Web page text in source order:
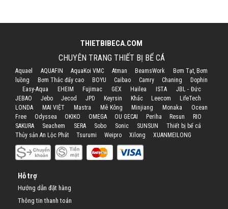
THIETBIBECA.COM
CHUYÊN TRANG THIẾT BỊ BỂ CÁ
Aquael AQUAFIN AquaKoi VMC Atman BeamsWork
Bơm Tạt, Bơm
luồng
Bơm Thác đẩy cao BOYU Caibao Camry Chaning
Dophin
Easy-Aqua
EHEIM Fujimac GEX Hailea ISTA
JBL - Đức
JEBAO
Jebo Jecod JPD Keyrsin Khác Leecom
LifeTech
LONDA
MAI VIỆT Mastra Mê Kông Minjiang Monaka
Ocean
Free
Odyssea OKIKO OMEGA OU GECAI Periha Resun
RIO
SAKURA
Seachem SERA Sobo Sonic SUNSUN
Thiết bị bể cá
Thủy sản An Lộc Phát
Tsurumi Weipro Xilong XUANMEILONG
Hỗ trợ
Hướng dẫn đặt hàng
Thông tin thanh toán
Kiến thức
Tin tức
Bán Buôn
Hỗ trợ
Liên hệ